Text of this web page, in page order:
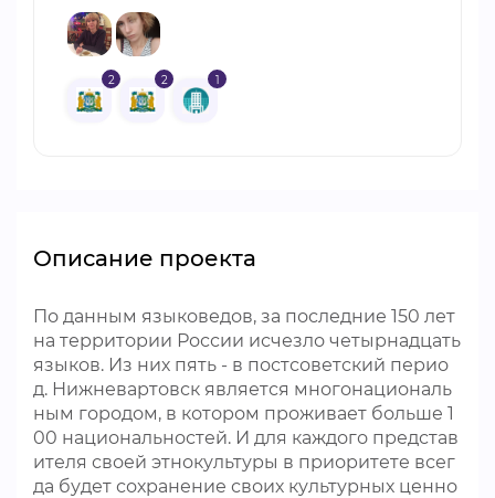
2 2 1
Описание проекта
По данным языковедов, за последние 150 лет
на территории России исчезло четырнадцать
языков. Из них пять - в постсоветский перио
д. Нижневартовск является многонациональ
ным городом, в котором проживает больше 1
00 национальностей. И для каждого представ
ителя своей этнокультуры в приоритете всег
да будет сохранение своих культурных ценно